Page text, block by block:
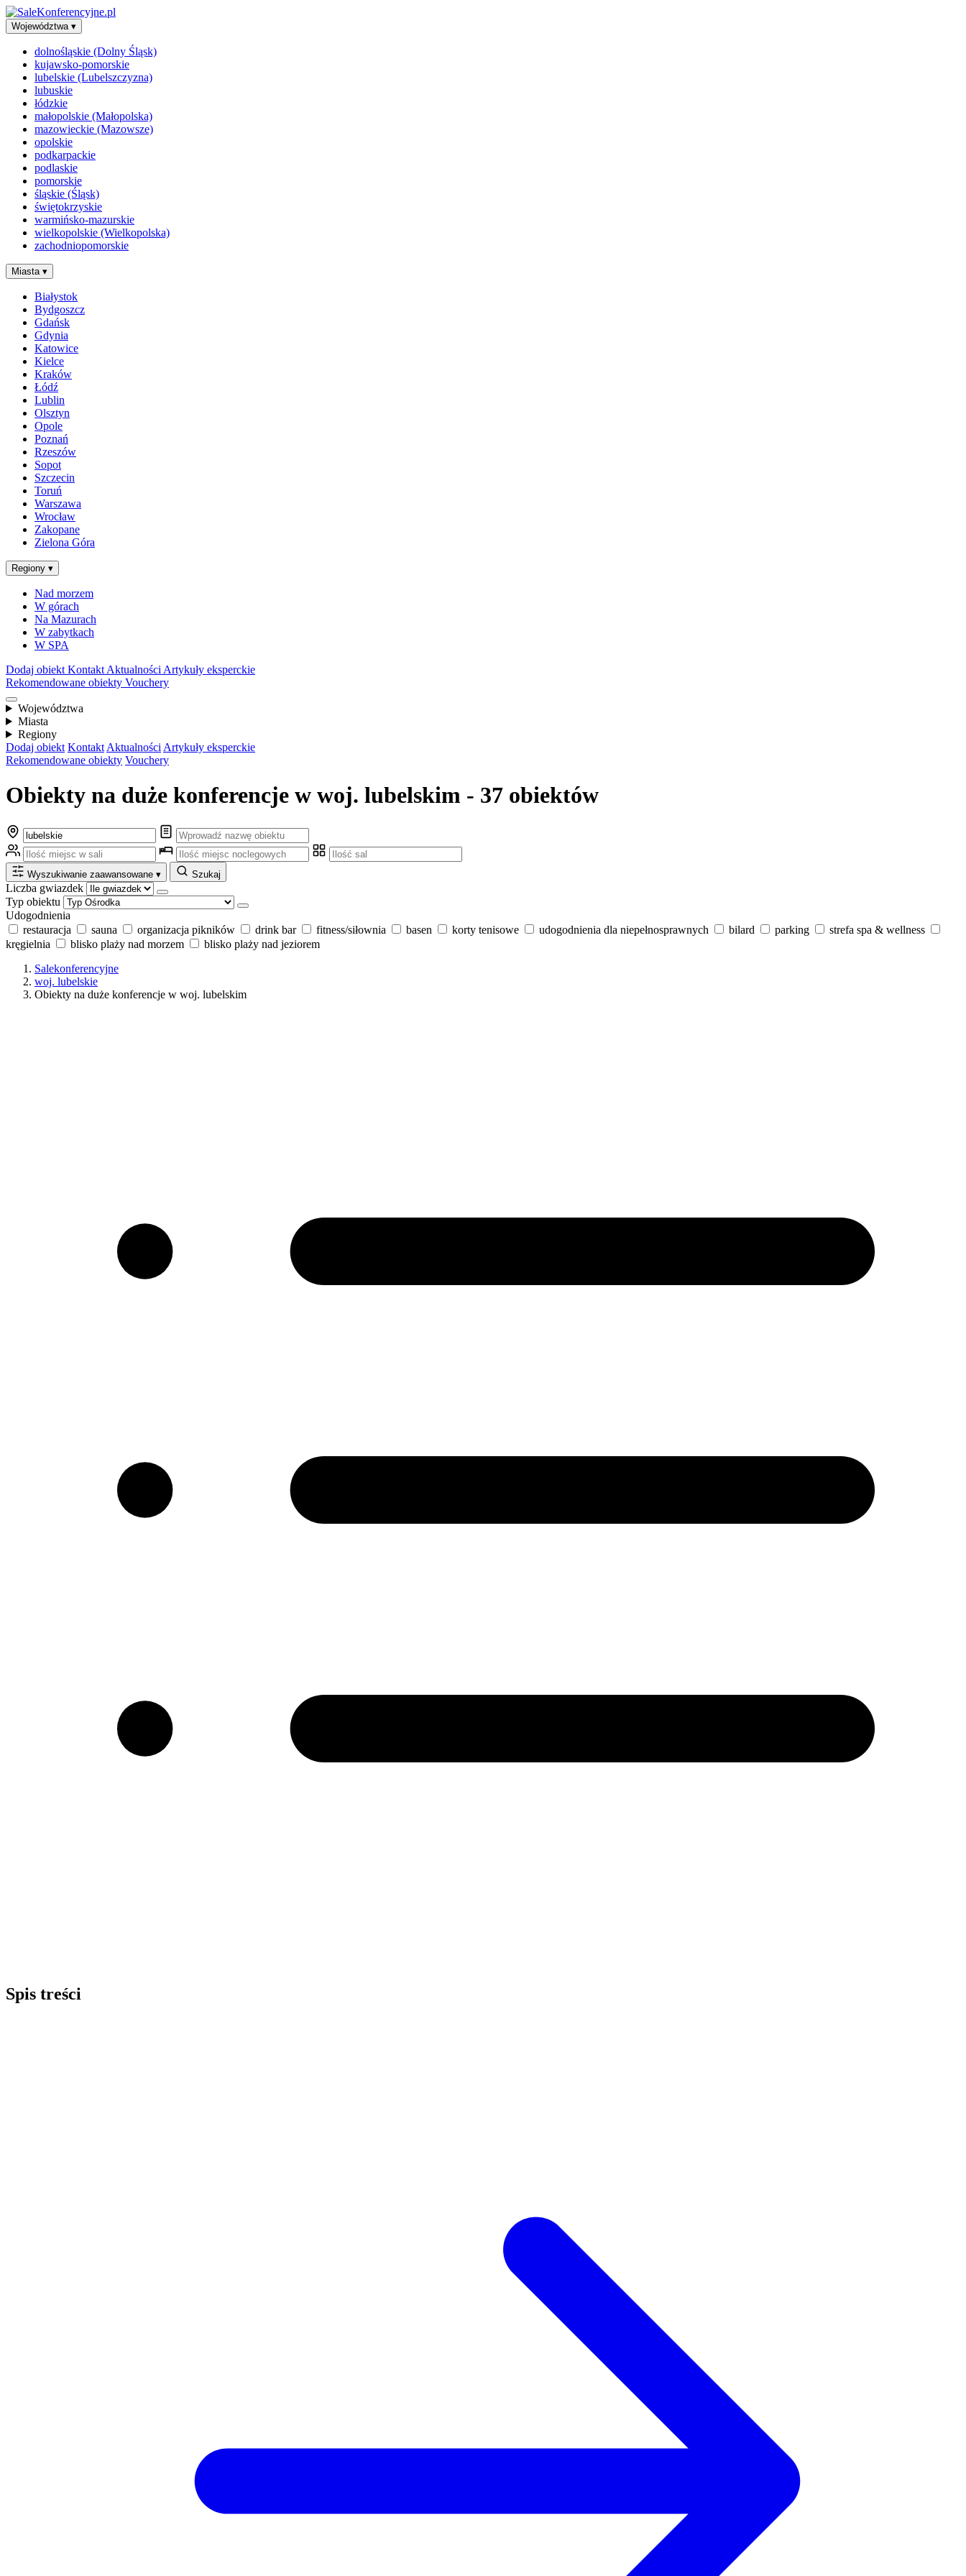
Województwa ▾
dolnośląskie (Dolny Śląsk)
kujawsko-pomorskie
lubelskie (Lubelszczyzna)
lubuskie
łódzkie
małopolskie (Małopolska)
mazowieckie (Mazowsze)
opolskie
podkarpackie
podlaskie
pomorskie
śląskie (Śląsk)
świętokrzyskie
warmińsko-mazurskie
wielkopolskie (Wielkopolska)
zachodniopomorskie
Miasta ▾
Białystok
Bydgoszcz
Gdańsk
Gdynia
Katowice
Kielce
Kraków
Łódź
Lublin
Olsztyn
Opole
Poznań
Rzeszów
Sopot
Szczecin
Toruń
Warszawa
Wrocław
Zakopane
Zielona Góra
Regiony ▾
Nad morzem
W górach
Na Mazurach
W zabytkach
W SPA
Dodaj obiekt Kontakt Aktualności Artykuły eksperckie
Rekomendowane obiekty Vouchery
Województwa
Miasta
Regiony
Dodaj obiekt Kontakt Aktualności Artykuły eksperckie
Rekomendowane obiekty Vouchery
Obiekty na duże konferencje w woj. lubelskim - 37 obiektów
Wyszukiwanie zaawansowane ▾ Szukaj
Liczba gwiazdek
Typ obiektu
Udogodnienia
restauracja
sauna organizacja pikników drink bar fitness/siłownia basen korty tenisowe udogodnienia dla niepełnosprawnych bilard parking
strefa spa & wellness
kręgielnia
blisko plaży nad morzem
blisko plaży nad jeziorem
Salekonferencyjne
woj. lubelskie
Obiekty na duże konferencje w woj. lubelskim
Spis treści